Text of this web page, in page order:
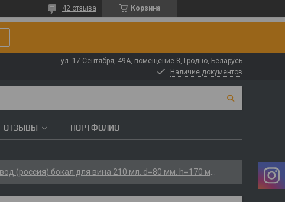
Корзина
42 отзыва
ул. 17 Сентября, 49А, помещение 8, Гродно, Беларусь
Наличие документов
ОТЗЫВЫ ПОРТФОЛИО